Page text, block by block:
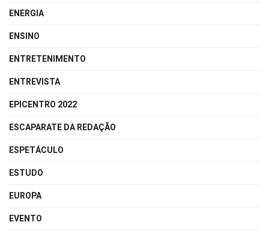
ENERGIA
ENSINO
ENTRETENIMENTO
ENTREVISTA
EPICENTRO 2022
ESCAPARATE DA REDAÇÃO
ESPETÁCULO
ESTUDO
EUROPA
EVENTO